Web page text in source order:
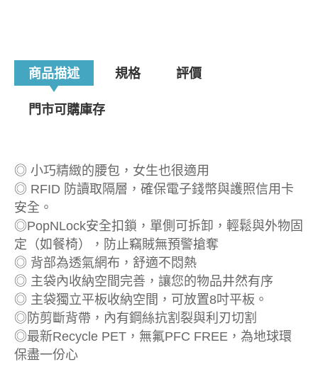
商品描述 規格 評價
門市可購庫存
◎ 小巧精緻的腰包，女生也很適用
◎ RFID 防讀取隔層，確保電子錢幣與護照信用卡
安全。
◎PopNLock安全扣鎖，單側可拆卸，輕鬆與外物固
定（如餐椅），防止竊賊無預警搶奪
◎ 背部為透氣網布，舒適不悶熱
◎ 主袋內收納空間完善，讓您的物品井然有序
◎ 主袋獨立平板收納空間，可放置8吋平板。
◎防剪斷背帶，內有鋼絲抗割裂與利刃切割
◎最新Recycle PET，無氟PFC FREE，為地球環
保盡一份心